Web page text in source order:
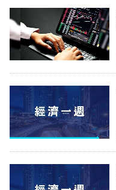
商
業
科
技
職
場
生
時